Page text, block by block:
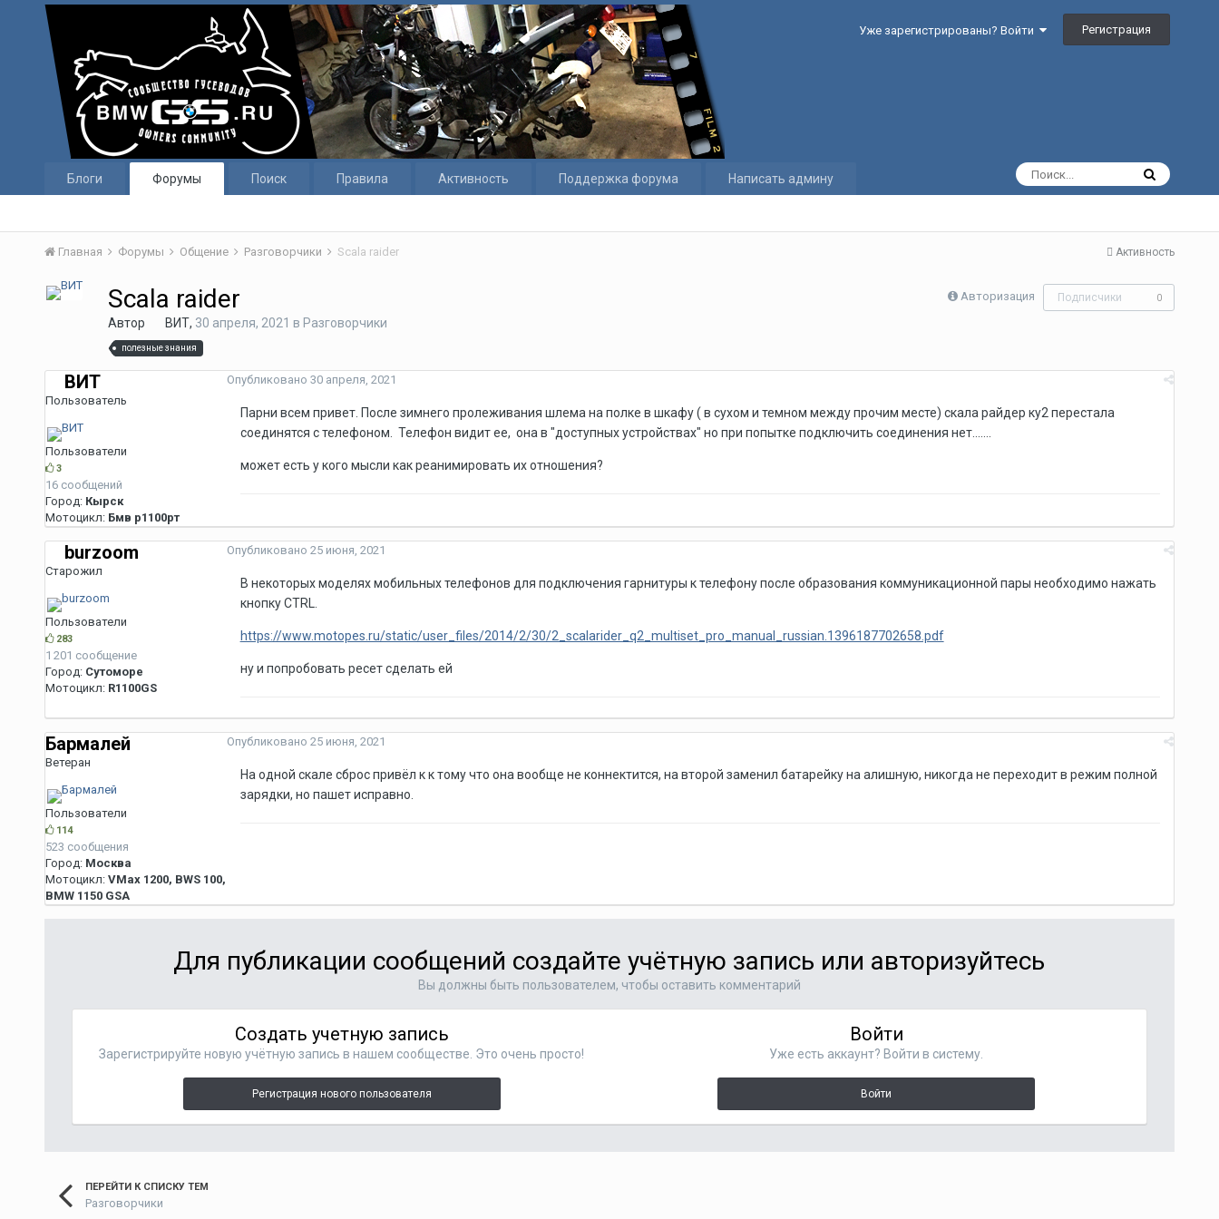
Уже зарегистрированы? Войти Регистрация
Блоги Форумы Поиск Правила Активность Поддержка форума Написать админу
Активность
Главная Форумы Общение Разговорчики Scala raider
Авторизация Подписчики 0
Scala raider
Автор ВИТ, 30 апреля, 2021 в Разговорчики
полезные знания
ВИТ
Пользователь
Пользователи
3
16 сообщений
Город: Кырск
Мотоцикл: Бмв р1100рт
Опубликовано 30 апреля, 2021
Парни всем привет. После зимнего пролеживания шлема на полке в шкафу ( в сухом и темном между прочим месте) скала райдер ку2 перестала
соединятся с телефоном. Телефон видит ее, она в "доступных устройствах" но при попытке подключить соединения нет.......
может есть у кого мысли как реанимировать их отношения?
burzoom
Старожил
Пользователи
283
1 201 сообщение
Город: Сутоморе
Мотоцикл: R1100GS
Опубликовано 25 июня, 2021
В некоторых моделях мобильных телефонов для подключения гарнитуры к телефону после образования коммуникационной пары необходимо нажать
кнопку CTRL.
https://www.motopes.ru/static/user_files/2014/2/30/2_scalarider_q2_multiset_pro_manual_russian.1396187702658.pdf
ну и попробовать ресет сделать ей
Бармалей
Ветеран
Пользователи
114
523 сообщения
Город: Москва
Мотоцикл: VMax 1200, BWS 100,
BMW 1150 GSA
Опубликовано 25 июня, 2021
На одной скале сброс привёл к к тому что она вообще не коннектится, на второй заменил батарейку на алишную, никогда не переходит в режим полной
зарядки, но пашет исправно.
Для публикации сообщений создайте учётную запись или авторизуйтесь
Вы должны быть пользователем, чтобы оставить комментарий
Создать учетную запись
Зарегистрируйте новую учётную запись в нашем сообществе. Это очень просто!
Регистрация нового пользователя
Войти
Уже есть аккаунт? Войти в систему.
Войти
ПЕРЕЙТИ К СПИСКУ ТЕМ
Разговорчики